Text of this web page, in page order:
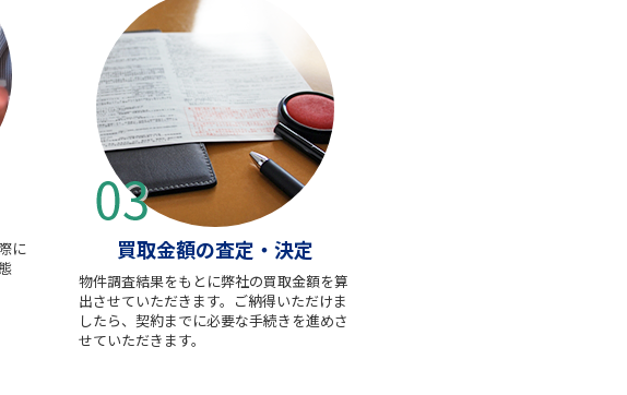
に
買取金額の査定・決定
物件調査結果をもとに弊社の買取金額を算
出させていただきます。ご納得いただけま
したら、契約までに必要な手続きを進めさ
せていただきます。